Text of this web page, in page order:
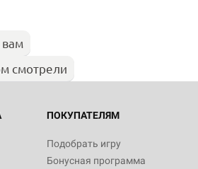
смотрели
ПОКУПАТЕЛЯМ
Подобрать игру
Бонусная программа